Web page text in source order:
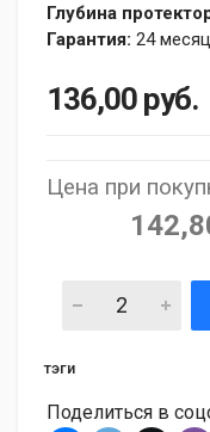
Глубина
Гарантия: 24
136,00руб.
Цена при
тэги
Поделиться в